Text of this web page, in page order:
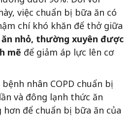
việc chuẩn bị bữa ăn có
chí khó khăn để thở giữa
nhỏ, thường xuyên được
mẽ để giảm áp lực lên cơ
nhân COPD chuẩn bị
và đông lạnh thức ăn
để chuẩn bị bữa ăn của